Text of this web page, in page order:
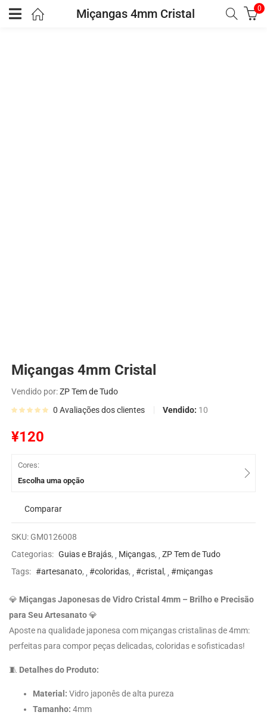
Miçangas 4mm Cristal 0
Miçangas 4mm Cristal
Vendido por:ZP Tem de Tudo
0 Avaliações dos clientes Vendido: 10
¥120
Cores:
Escolha uma opção
Comparar
SKU: GM0126008
Categorias: Guias e Brajás, Miçangas,
ZP Tem de Tudo
Tags: #artesanato, #coloridas, #cristal , #miçangas
💎 Miçangas Japonesas de Vidro Cristal 4mm – Brilho e Precisão
para Seu Artesanato💎
Aposte na qualidade japonesa com miçangas cristalinas de 4mm:
perfeitas para compor peças delicadas, coloridas e sofisticadas!
🧵 Detalhes do Produto:
Material: Vidro japonês de alta pureza
Tamanho: 4mm